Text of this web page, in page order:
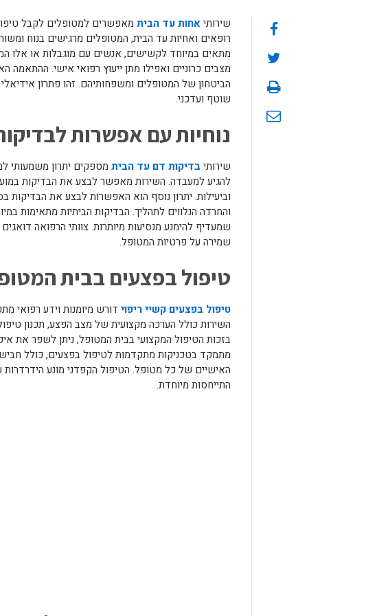
שירותיאחות עד הבית מאפשרים למטופלים לקבל
רופאים ואחיות עד הבית, המטופלים מרגישים בנוח
מתאים במיוחד לקשישים, אנשים עם מוגבלות או אלו
מצבים כרוניים ואפילו מתן ייעוץ רפואי אישי.
הביטחון של המטופלים ומשפחותיהם. זהו פתרון
שוטף ועדכני.
נוחיות עם אפשרות
שירותיבדיקות דם עד הבית מספקים יתרון משמעותי
להגיע למעבדה. השירות מאפשר לבצע את הבדיקות
וביעילות. יתרון נוסף הוא האפשרות לבצע את
והחרדה הנלווים לתהליך. הבדיקות הביתיות מתאימות
שמעדיף להימנע מנסיעות מיותרות. צוותי הרפואה
שמירה על פרטיות המטופל.
טיפול בפצעים בבית
טיפול בפצעים קשיי ריפוי דורש מיומנות וידע רפואי
השירות כולל הערכה מקצועית של מצב הפצע, תכנון
בזכות הטיפול המקצועי בבית המטופל, ניתן לשפר את
מתמקד בטכניקות מתקדמות לטיפול בפצעים, כולל
האישיים של כל מטופל. הטיפול הקפדני מונע
התייחסות מיוחדת.